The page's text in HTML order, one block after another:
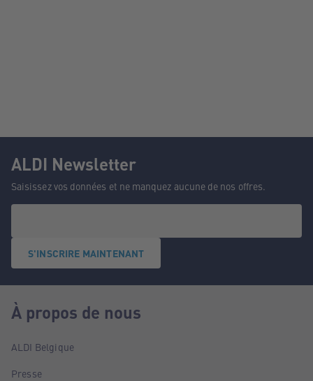
ALDI Newsletter
Saisissez vos données et ne manquez aucune de nos offres.
S'INSCRIRE MAINTENANT
À propos de nous
ALDI Belgique
Presse